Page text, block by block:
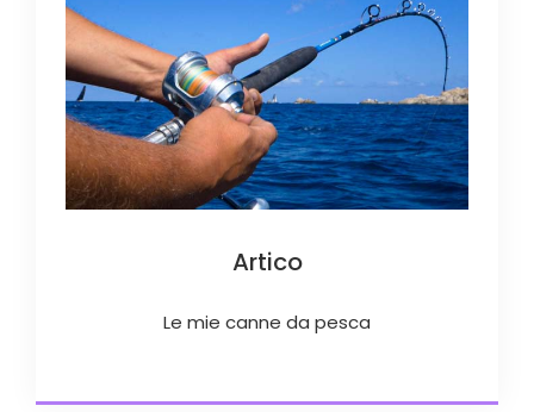
Artico
Le mie canne da pesca